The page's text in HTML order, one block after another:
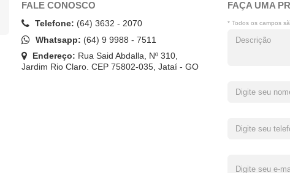
FALE CONOSCO
Telefone: (64) 3632 - 2070
Whatsapp: (64) 9 9988 - 7511
Endereço: Rua Said Abdalla, Nº 310,
Jardim Rio Claro. CEP 75802-035, Jataí - GO
FAÇA UMA
* Todos os campos